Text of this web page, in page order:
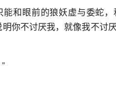
和眼前的狼妖虚与委蛇
你不讨厌我，就像我不讨